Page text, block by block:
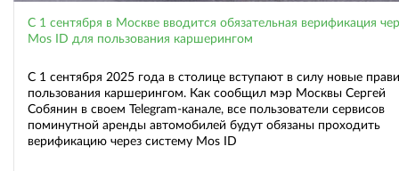
С 1 сентября в Москве вводится обязательная верификация
Mos ID для пользования каршерингом
С 1 сентября 2025 года в столице вступают в силу новые
пользования каршерингом. Как сообщил мэр Москвы Сергей
Собянин в своем Telegram-канале, все пользователи сервисов
поминутной аренды автомобилей будут обязаны проходить
верификацию через систему Mos ID